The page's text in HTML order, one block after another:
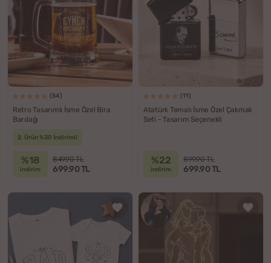
(54)
Retro Tasarımlı İsme Özel Bira
Bardağı
2. Ürün %30 İndirimli
%18
indirim
849.90 TL
699.90 TL
(11)
Atatürk Temalı İsme Özel Çakmak
Seti - Tasarım Seçenekli
%22
indirim
899.90 TL
699.90 TL